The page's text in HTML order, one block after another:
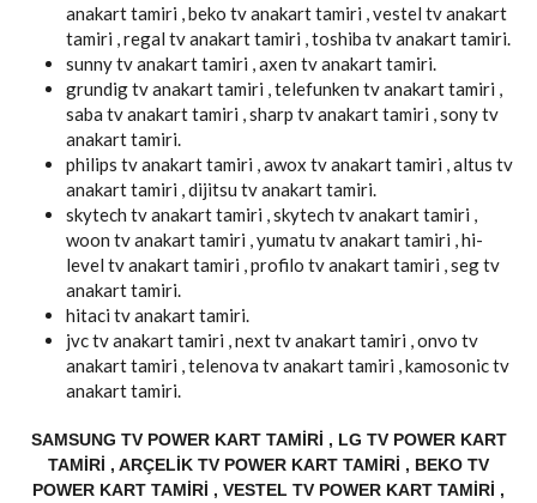
anakart tamiri , beko tv anakart tamiri , vestel tv anakart
tamiri , regal tv anakart tamiri , toshiba tv anakart tamiri.
sunny tv anakart tamiri , axen tv anakart tamiri.
grundig tv anakart tamiri , telefunken tv anakart tamiri ,
saba tv anakart tamiri , sharp tv anakart tamiri , sony tv
anakart tamiri.
philips tv anakart tamiri , awox tv anakart tamiri , altus tv
anakart tamiri , dijitsu tv anakart tamiri.
skytech tv anakart tamiri , skytech tv anakart tamiri ,
woon tv anakart tamiri , yumatu tv anakart tamiri , hi-
level tv anakart tamiri , profilo tv anakart tamiri , seg tv
anakart tamiri.
hitaci tv anakart tamiri.
jvc tv anakart tamiri , next tv anakart tamiri , onvo tv
anakart tamiri , telenova tv anakart tamiri , kamosonic tv
anakart tamiri.
SAMSUNG TV POWER KART TAMIRI , LG TV POWER KART
TAMIRI , ARÇELIK TV POWER KART TAMIRI , BEKO TV
POWER KART TAMIRI , VESTEL TV POWER KART TAMIRI ,